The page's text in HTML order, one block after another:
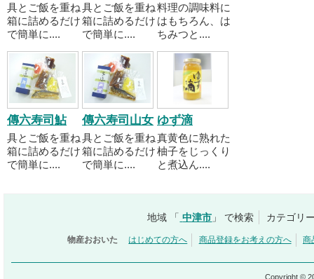
具とご飯を重ね
箱に詰めるだけ
で簡単に....
具とご飯を重ね
箱に詰めるだけ
で簡単に....
料理の調味料に
はもちろん、は
ちみつと....
傳六寿司鮎
具とご飯を重ね
箱に詰めるだけ
で簡単に....
傳六寿司山女
具とご飯を重ね
箱に詰めるだけ
で簡単に....
ゆず滴
真黄色に熟れた
柚子をじっくり
と煮込ん....
地域 「 中津市 」 で検索 カテゴリ
物産おおいた はじめての方へ 商品登録をお考えの方へ 商
Copyright ©